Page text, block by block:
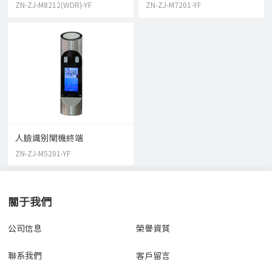
ZN-ZJ-M8212(WDR)-YF ZN-ZJ-M7201-YF
人臉識别閘機終端
ZN-ZJ-M5201-YF
關于我們
公司信息 榮譽資質
聯系我們 客戶留言